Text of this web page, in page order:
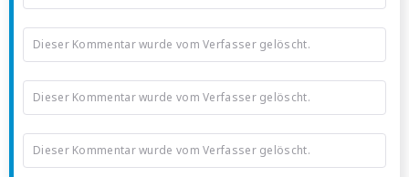
Dieser Kommentar wurde vom Verfasser gelöscht.
Dieser Kommentar wurde vom Verfasser gelöscht.
Dieser Kommentar wurde vom Verfasser gelöscht.